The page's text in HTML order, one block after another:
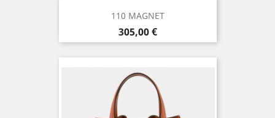
110 MAGNET
Prix
305,00 €